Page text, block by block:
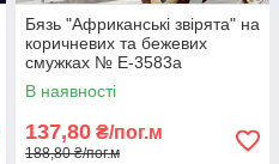
Бязь "Африканські звірята" на
коричневих та бежевих
смужках № Е-3583а
В наявності
137,80 ₴/пог.м
188,80 ₴/пог.м